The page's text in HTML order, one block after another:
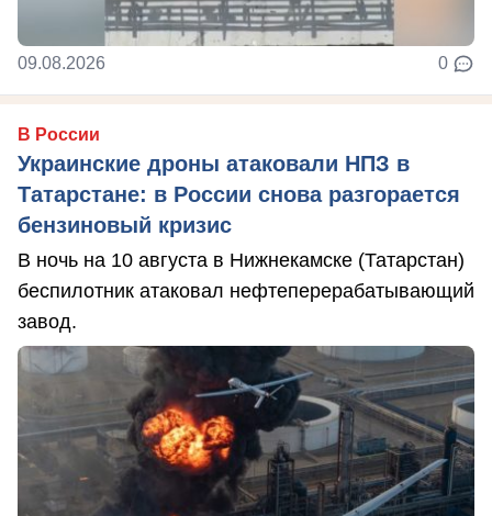
09.08.2026 0
В России
Украинские дроны атаковали НПЗ в
Татарстане: в России снова разгорается
бензиновый кризис
В ночь на 10 августа в Нижнекамске (Татарстан)
беспилотник атаковал нефтеперерабатывающий
завод.